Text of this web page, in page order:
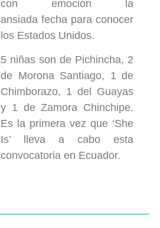
con emoción la
ansiada fecha para conocer
los Estados Unidos.
5 niñas son de Pichincha, 2
de Morona Santiago, 1 de
Chimborazo, 1 del Guayas
y 1 de Zamora Chinchipe.
Es la primera vez que ‘She
Is’ lleva a cabo esta
convocatoria en Ecuador.